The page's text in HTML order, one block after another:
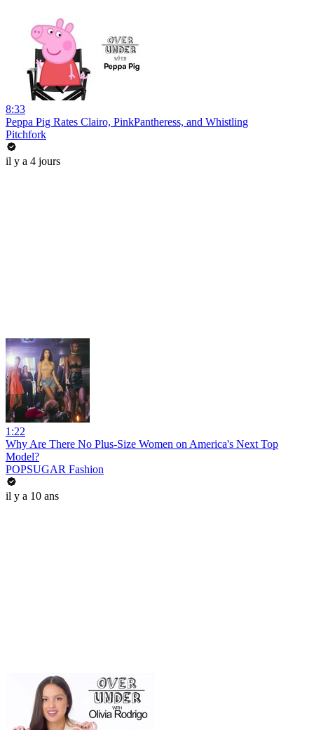
8:33
Peppa Pig Rates Clairo, PinkPantheress, and Whistling
Pitchfork
il y a 4 jours
1:22
Why Are There No Plus-Size Women on America's Next Top
Model?
POPSUGAR Fashion
il y a 10 ans